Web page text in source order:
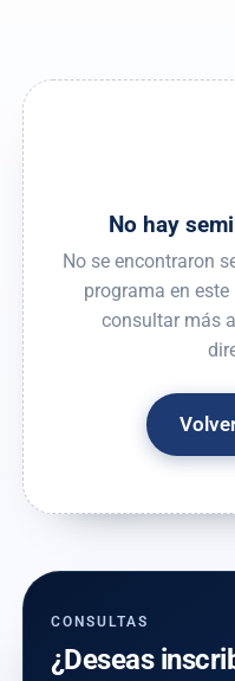
No hay
No se encontraron
programa en
consultar más
CONSULTAS
¿Deseas